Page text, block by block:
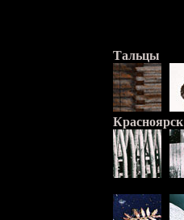
Тальцы
Красноярск